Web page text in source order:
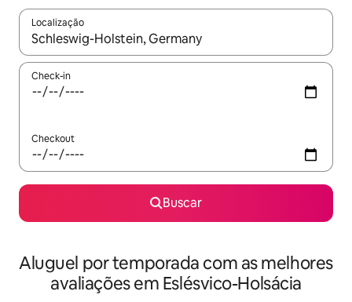
Localização
Quando os resultados estiverem disponíveis, explore-os
Check-in
Checkout
Buscar
Aluguel por temporada com as melhores
avaliações em Eslésvico-Holsácia